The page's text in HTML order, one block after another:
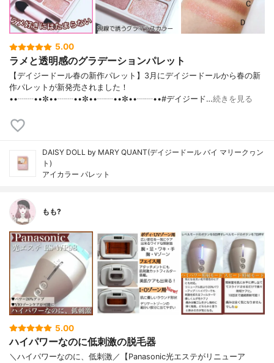
5.00
ラメと透明感のグラデーションパレット
【デイジードール春の新作パレット】3月にデイジードールから春の新
作パレットが新発売されました！
••┈┈••✼••┈┈••✼••┈┈••✼••┈┈••#デイジード…続きを見る
DAISY DOLL by MARY QUANT(デイジードール バイ マリークヮン
ト)
アイカラー パレット
もも?
5.00
ハイパワーなのに低刺激の脱毛器
＼ハイパワーなのに、低刺激／⁡【Panasonic光エステがリニューア